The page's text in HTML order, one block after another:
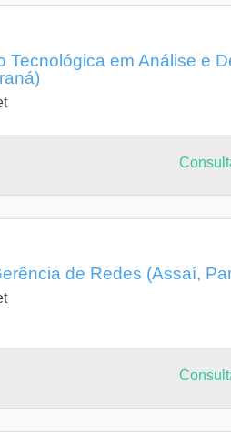
Tecnológica em Análise e
de Redes (Assaí,